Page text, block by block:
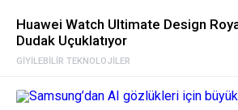
GIYILEBILIR TEKNOLOJILER
Huawei Watch Ultimate Design
Dudak Uçuklatıyor